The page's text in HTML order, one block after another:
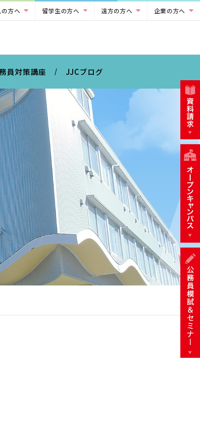
の方へ 留学生の方へ 遠方の方へ 企業の方へ
員対策講座 JJCブログ